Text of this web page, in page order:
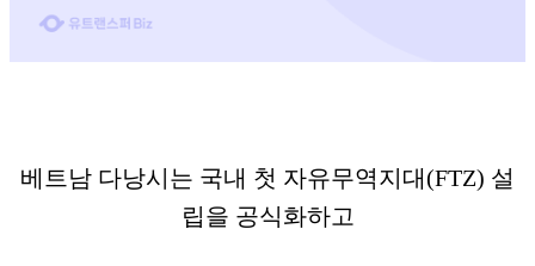
베트남 다낭시는 국내 첫 자유무역지대(FTZ) 설
립을 공식화하고